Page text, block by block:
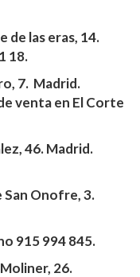
de las eras, 14.
18.
7. Madrid.
venta en El Corte
46. Madrid.
San Onofre, 3.
915 994 845.
26.